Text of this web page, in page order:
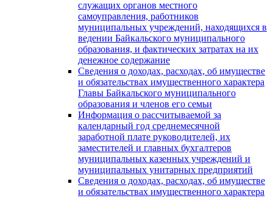
служащих органов местного
самоуправления, работников
муниципальных учреждений, находящихся в
ведении Байкальского муниципального
образования, и фактических затратах на их
денежное содержание
Сведения о доходах, расходах, об имуществе
и обязательствах имущественного характера
Главы Байкальского муниципального
образования и членов его семьи
Информация о рассчитываемой за
календарный год среднемесячной
заработной плате руководителей, их
заместителей и главных бухгалтеров
муниципальных казенных учреждений и
муниципальных унитарных предприятий
Сведения о доходах, расходах, об имуществе
и обязательствах имущественного характера